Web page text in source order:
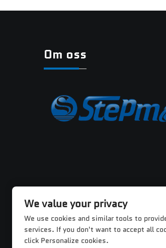
Om oss
We value your privacy
We use cookies and similar tools to
services. If you don't want to accept all
click Personalize cookies.